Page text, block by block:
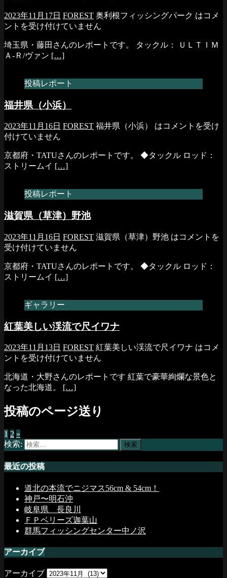
2023年11月17日 FOREST 奥利根フィッシングパーク はコメ
ントを受け付けていません
埼玉県・藤田さんのレポートです。 タックル： ＵＬＴＩＭ
Ａ-Ｒ/ヴァン […]
投稿レポート
福井県（小浜）
2023年11月16日 FOREST 福井県（小浜） はコメントを受け
付けていません
京都府・TATUさんのレポートです。 ◆タックル ロッド：
ストリームイ […]
投稿レポート
滋賀県（草津）野池
2023年11月16日 FOREST 滋賀県（草津）野池 はコメントを
受け付けていません
京都府・TATUさんのレポートです。 ◆タックル ロッド：
ストリームイ […]
ギャラリー
紅葉美しい渓流で尺イワナ
2023年11月13日 FOREST 紅葉美しい渓流で尺イワナ はコメ
ントを受け付けていません
北海道・大野さんのレポートです 紅葉で豪華絢爛な景色と
なった北海道。 […]
投稿のページ送り
1 2 »
検索:
最近の投稿
道北の本流でニジマス56cm & 54cm！
神戸〜明石沖
岐阜県 長良川
ＦＰベリーズ迦葉山
群馬フィッシングセンター中ノ沢
アーカイブ
アーカイブ